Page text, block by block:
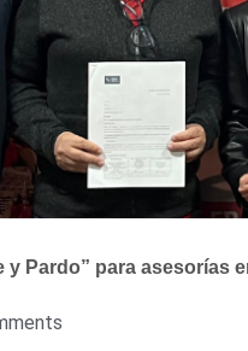
Pardo” para asesorías